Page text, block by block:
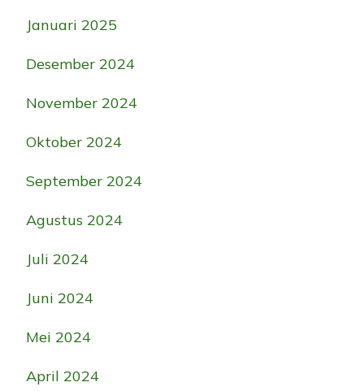
Januari 2025
Desember 2024
November 2024
Oktober 2024
September 2024
Agustus 2024
Juli 2024
Juni 2024
Mei 2024
April 2024